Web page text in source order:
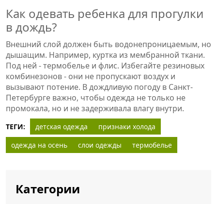
Как одевать ребенка для прогулки
в дождь?
Внешний слой должен быть водонепроницаемым, но
дышащим. Например, куртка из мембранной ткани.
Под ней - термобелье и флис. Избегайте резиновых
комбинезонов - они не пропускают воздух и
вызывают потение. В дождливую погоду в Санкт-
Петербурге важно, чтобы одежда не только не
промокала, но и не задерживала влагу внутри.
ТЕГИ: детская одежда
признаки холода
одежда на осень
слои одежды термобелье
Категории